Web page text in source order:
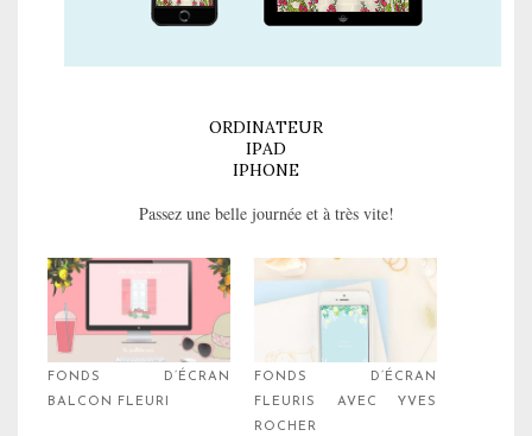
ORDINATEUR
IPAD
IPHONE
Passez une belle journée et à très vite!
FONDS D’ÉCRAN
BALCON FLEURI
FONDS D’ÉCRAN
FLEURIS AVEC YVES
ROCHER